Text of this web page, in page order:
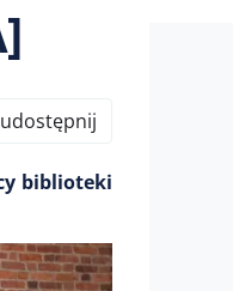
udostępnij
biblioteki